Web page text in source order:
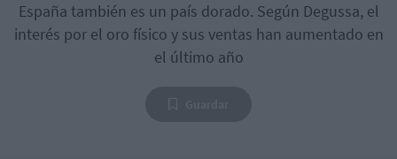
España también es un país dorado. Según Degussa, el
interés por el oro físico y sus ventas han aumentado en
el último año